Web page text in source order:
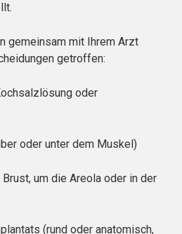
gemeinsam mit Ihrem Arzt
getroffen:
oder
oder unter dem Muskel)
um die Areola oder in der
(rund oder anatomisch,